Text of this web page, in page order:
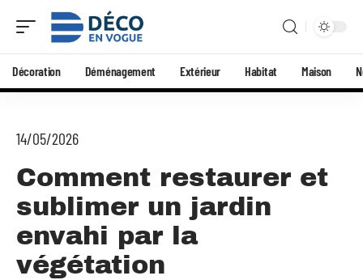
Décoration Déménagement Extérieur Habitat Maison
14/05/2026
Comment restaurer et
sublimer un jardin
envahi par la
végétation